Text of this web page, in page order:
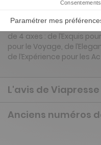
Fondé en 2024 par Yanis
qui a souhaité mettre en
française, le City guide
de 4 axes : de l’Exquis
pour le Voyage, de
de l’Expérience pour les
L'avis de
Anciens numéros